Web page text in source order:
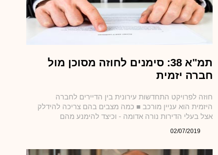
תמ"א 38: סימנים לחוזה מסוכן מול
חברה יזמית
חוזה לפרויקט התחדשות עירונית בין הדיירים לחברה
היזמית הוא עניין מורכב ■ כמה מצבים בהם צריכה להידלק
אצל בעלי הדירות נורה אדומה - וכיצד להימנע מהם
02/07/2019